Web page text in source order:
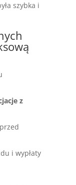
szybka i
z
i wypłaty